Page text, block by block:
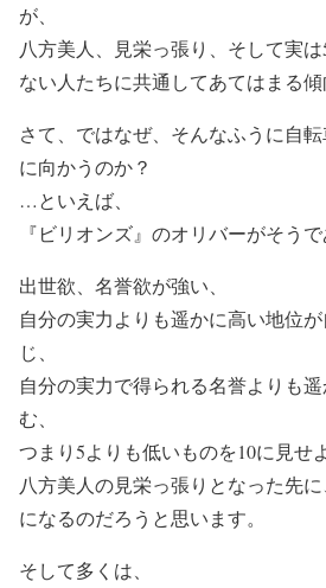
が、
八方美人、見栄っ張り、そして実
ない人たちに共通してあてはまる傾
さて、ではなぜ、そんなふうに自
に向かうのか？
…といえば、
『ビリオンズ』のオリバーがそうで
出世欲、名誉欲が強い、
自分の実力よりも遥かに高い地位
じ、
自分の実力で得られる名誉よりも
む、
つまり5よりも低いものを10に見せ
八方美人の見栄っ張りとなった先
になるのだろうと思います。
そして多くは、